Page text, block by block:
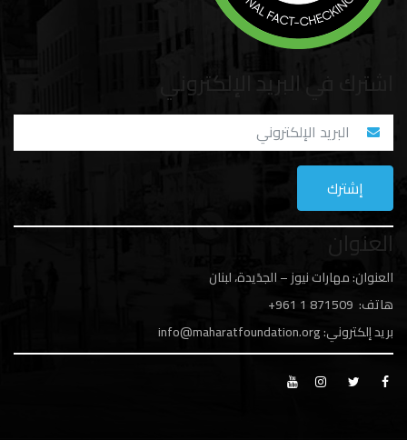
اشترك في البريد الإلكتروني
العنوان
العنوان: مهارات نيوز – الجدَيدة، لبنان
هاتف: 1 871509 961+
بريد إلكتروني:info@maharatfoundation.org